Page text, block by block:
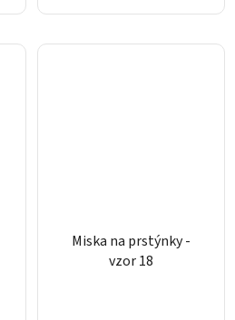
Miska na prstýnky -
vzor 18